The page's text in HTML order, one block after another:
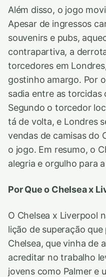
Além disso, o jogo
Apesar de ingressos
souvenirs e pubs,
contrapartiva, a
torcedores em
gostinho amargo. Por
sadia entre as torcidas
Segundo o torcedor
tá de volta, e Londres
vendas de camisas do
o jogo. Em resumo, o
alegria e orgulho para
Por Que o Chelsea x
O Chelsea x Liverpool
lição de superação
Chelsea, que vinha de
acreditar no trabalho
jovens como Palmer e